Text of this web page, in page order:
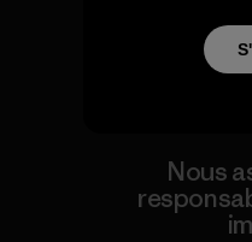
Voir la
Nous